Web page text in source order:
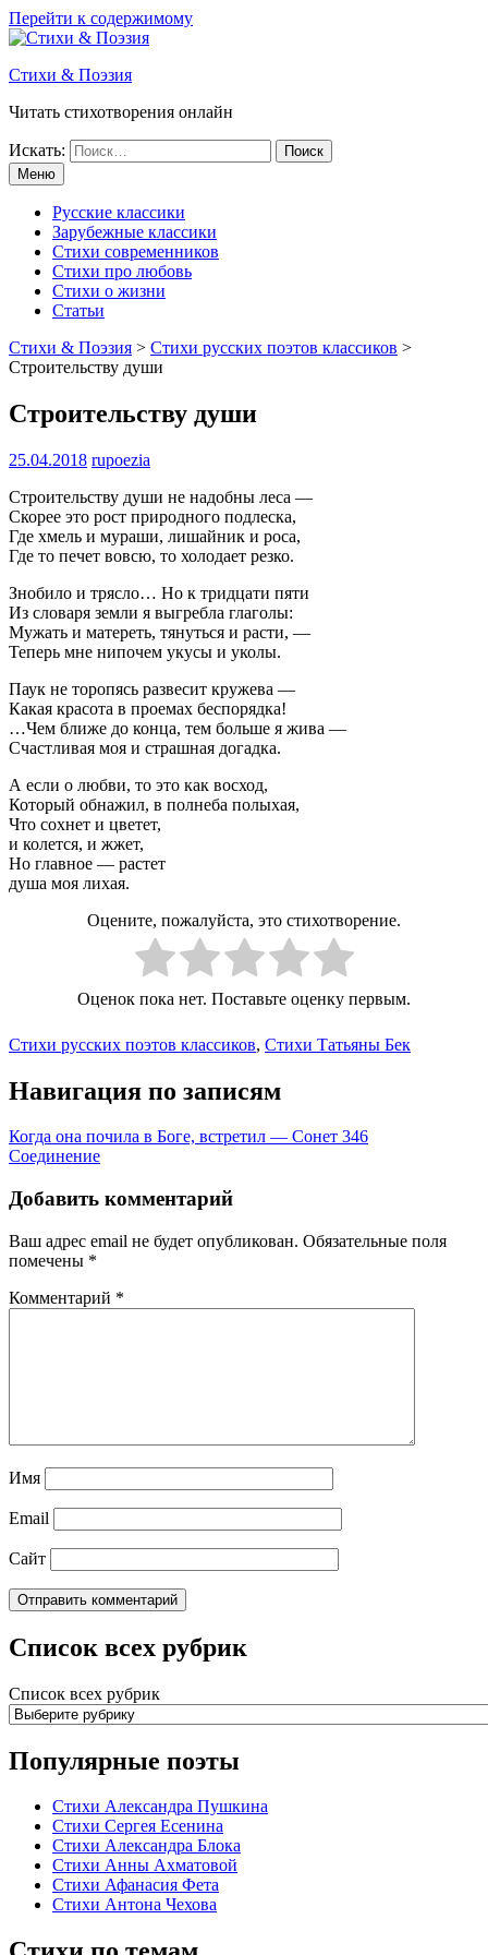
Перейти к содержимому
Стихи & Поэзия
Читать стихотворения онлайн
Искать:
Меню
Русские классики
Зарубежные классики
Стихи современников
Стихи про любовь
Стихи о жизни
Статьи
Стихи & Поэзия > Стихи русских поэтов классиков >
Строительству души
Строительству души
25.04.2018 rupoezia
Строительству души не надобны леса —
Скорее это рост природного подлеска,
Где хмель и мураши, лишайник и роса,
Где то печет вовсю, то холодает резко.
Знобило и трясло… Но к тридцати пяти
Из словаря земли я выгребла глаголы:
Мужать и матереть, тянуться и расти, —
Теперь мне нипочем укусы и уколы.
Паук не торопясь развесит кружева —
Какая красота в проемах беспорядка!
…Чем ближе до конца, тем больше я жива —
Счастливая моя и страшная догадка.
А если о любви, то это как восход,
Который обнажил, в полнеба полыхая,
Что сохнет и цветет,
и колется, и жжет,
Но главное — растет
душа моя лихая.
Оцените, пожалуйста, это стихотворение.
Оценок пока нет. Поставьте оценку первым.
Стихи русских поэтов классиков, Стихи Татьяны Бек
Навигация по записям
Когда она почила в Боге, встретил — Сонет 346
Соединение
Добавить комментарий
Ваш адрес email не будет опубликован. Обязательные поля
помечены *
Комментарий *
Имя
Email
Сайт
Список всех рубрик
Список всех рубрик
Популярные поэты
Стихи Александра Пушкина
Стихи Сергея Есенина
Стихи Александра Блока
Стихи Анны Ахматовой
Стихи Афанасия Фета
Стихи Антона Чехова